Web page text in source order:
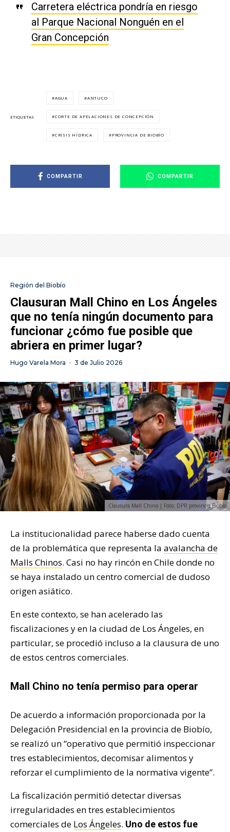
Carretera eléctrica pondría en riesgo
al Parque Nacional Nonguén en el
Gran Concepción
ETIQUETAS
AGUA ANTUCO
CORTE DE APELACIONES DE CONCEPCIÓN
CRISIS HÍDRICA PROVINCIA DE BIOBÍO
COMPARTIR COMPARTIR
Región del Biobío
Clausuran Mall Chino en Los Ángeles
que no tenía ningún documento para
funcionar ¿cómo fue posible que
abriera en primer lugar?
Hugo Varela Mora · 3 de Julio 2026
Clausura Mall Chino | Foto: DPR provincia Biobío
La institucionalidad parece haberse dado cuenta
de la problemática que representa la avalancha de
Malls Chinos. Casi no hay rincón en Chile donde no
se haya instalado un centro comercial de dudoso
origen asiático.
En este contexto, se han acelerado las
fiscalizaciones y en la ciudad de Los Ángeles, en
particular, se procedió incluso a la clausura de uno
de estos centros comerciales.
Mall Chino no tenía permiso para operar
De acuerdo a información proporcionada por la
Delegación Presidencial en la provincia de Biobío,
se realizó un “operativo que permitió inspeccionar
tres establecimientos, decomisar alimentos y
reforzar el cumplimiento de la normativa vigente”.
La fiscalización permitió detectar diversas
irregularidades en tres establecimientos
comerciales de Los Ángeles. Uno de estos fue